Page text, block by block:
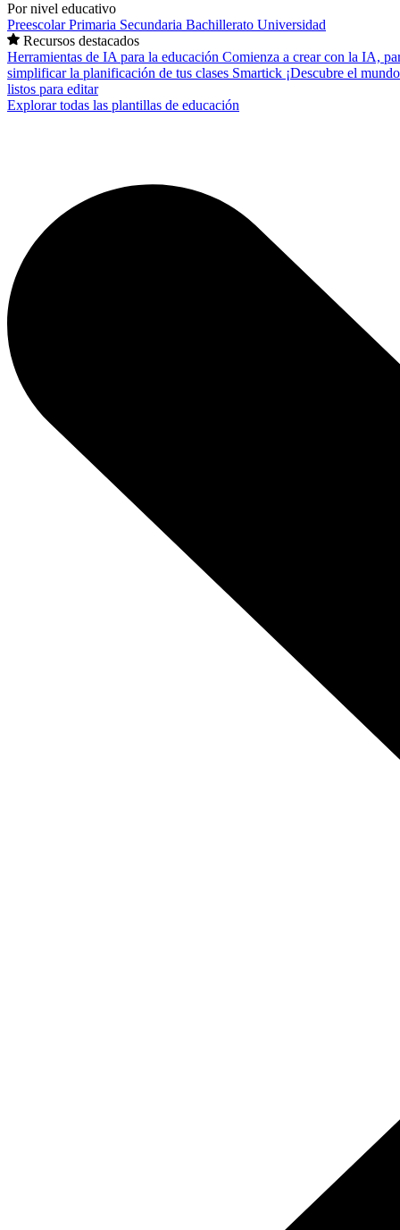
Por nivel educativo
PreescolarPrimaria Secundaria Bachillerato Universidad
Recursos destacados
Herramientas de IA para la educación Comienza a crear con la IA,
simplificar la planificación de tus clases Smartick ¡Descubre el
listos para editar
Explorar todas las plantillas de educación